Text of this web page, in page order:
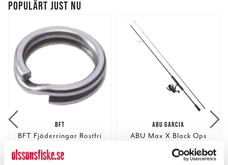
POPULÄRT JUST NU
BFT
BFT Fjäderringar Rostfri
Nuvarande pris
39,00 kr
ABU GARCIA
ABU Max X Black Ops
Combo 8` 10-30g (#1)
Nuvarande pris:
999,00 kr